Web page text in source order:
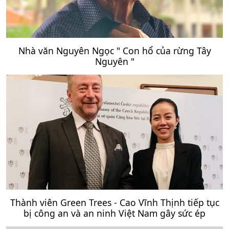
Nhà văn Nguyên Ngọc " Con hổ của rừng Tây
Nguyên "
Thành viên Green Trees - Cao Vĩnh Thịnh tiếp tục
bị công an và an ninh Việt Nam gây sức ép